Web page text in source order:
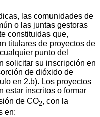
las comunidades de
o las juntas gestoras
constituidas que,
titulares de proyectos de
punto del
solicitar su inscripción en
de dióxido de
en 2.b). Los proyectos
estar inscritos o formar
de CO2, con la
en: